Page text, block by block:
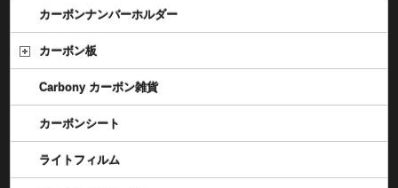
カーボンナンバーホルダー
カーボン板
Carbony カーボン雑貨
カーボンシート
ライトフィルム